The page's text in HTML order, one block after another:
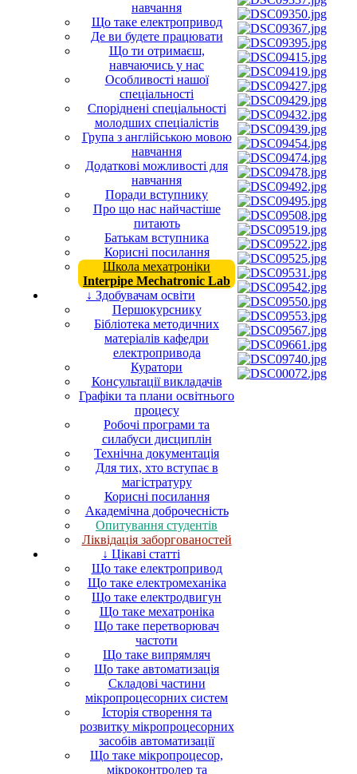
навчання
Що таке електропривод
Де ви будете працювати
Що ти отримаєш,
навчаючись у нас
Особливості нашої
спеціальності
Споріднені спеціальності
молодших спеціалістів
Група з англійською мовою
навчання
Додаткові можливості для
навчання
Поради вступнику
Про що нас найчастіше
питають
Батькам вступника
Корисні посилання
Школа мехатроніки
Interpipe Mechatronic Lab
↓ Здобувачам освіти
Першокурснику
Бібліотека методичних
матеріалів кафедри
електропривода
Куратори
Консультації викладачів
Графіки та плани освітнього
процесу
Робочі програми та
силабуси дисциплін
Технічна документація
Для тих, хто вступає в
магістратуру
Корисні посилання
Академічна доброчесність
Опитування студентів
Ліквідація заборгованостей
↓ Цікаві статті
Що таке електропривод
Що таке електромеханіка
Що таке електродвигун
Що таке мехатроніка
Що таке перетворювач
частоти
Що таке випрямляч
Що таке автоматизація
Складові частини
мікропроцесорних систем
Історія створення та
розвитку мікропроцесорних
засобів автоматизації
Що таке мікропроцесор,
мікроконтролер та